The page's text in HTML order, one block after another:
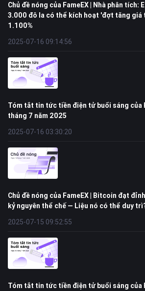
Chủ đề nóng của FameEX | Nhà phân tích:
3.000 đô la có thể kích hoạt 'đợt tăng giá
1.100%
2025-07-16 09:14:56
Tóm tắt tin tức tiền điện tử buổi sáng của
tháng 7 năm 2025
2025-07-16 03:30:20
Chủ đề nóng của FameEX | Bitcoin đạt
kỷ nguyên thể chế — Liệu nó có thể duy
2025-07-15 09:52:55
Tóm tắt tin tức tiền điện tử buổi sáng của